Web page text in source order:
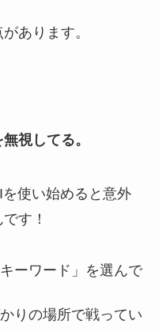
あります。
視してる。
使い始めると意外
す！
ーワード」を選んで
りの場所で戦ってい